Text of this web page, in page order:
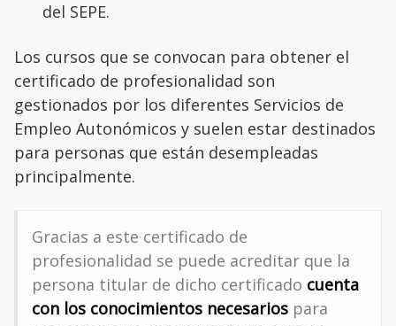
del SEPE.
Los cursos que se convocan para obtener el
certificado de profesionalidad son
gestionados por los diferentes Servicios de
Empleo Autonómicos y suelen estar destinados
para personas que están desempleadas
principalmente.
Gracias a este certificado de
profesionalidad se puede acreditar que la
persona titular de dicho certificado cuenta
con los conocimientos necesarios para